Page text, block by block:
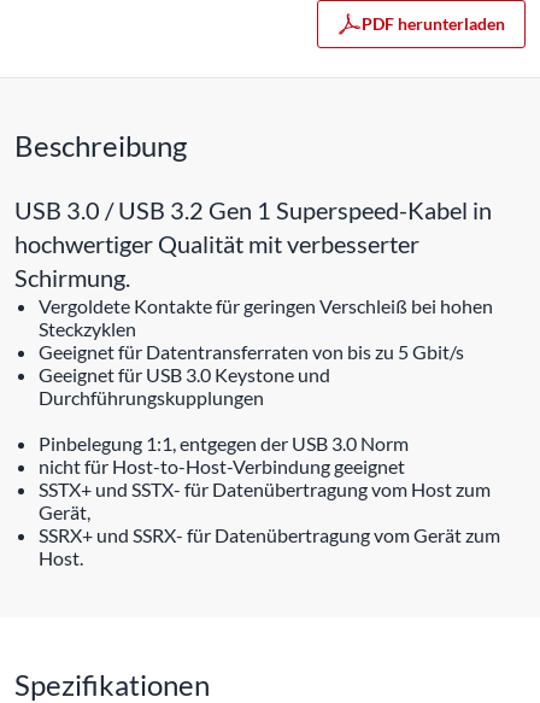
PDF herunterladen
Beschreibung
USB 3.0 / USB 3.2 Gen 1 Superspeed-Kabel in
hochwertiger Qualität mit verbesserter
Schirmung.
Vergoldete Kontakte für geringen Verschleiß bei hohen
Steckzyklen
Geeignet für Datentransferraten von bis zu 5 Gbit/s
Geeignet für USB 3.0 Keystone und
Durchführungskupplungen
Pinbelegung 1:1, entgegen der USB 3.0 Norm
nicht für Host-to-Host-Verbindung geeignet
SSTX+ und SSTX- für Datenübertragung vom Host zum
Gerät,
SSRX+ und SSRX- für Datenübertragung vom Gerät zum
Host.
Spezifikationen